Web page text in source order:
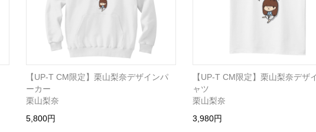
【UP-T CM限定】栗山梨奈デザインパ
ーカー
栗山梨奈
5,800円
【UP-T CM限定】栗山梨奈デザ
ャツ
栗山梨奈
3,980円